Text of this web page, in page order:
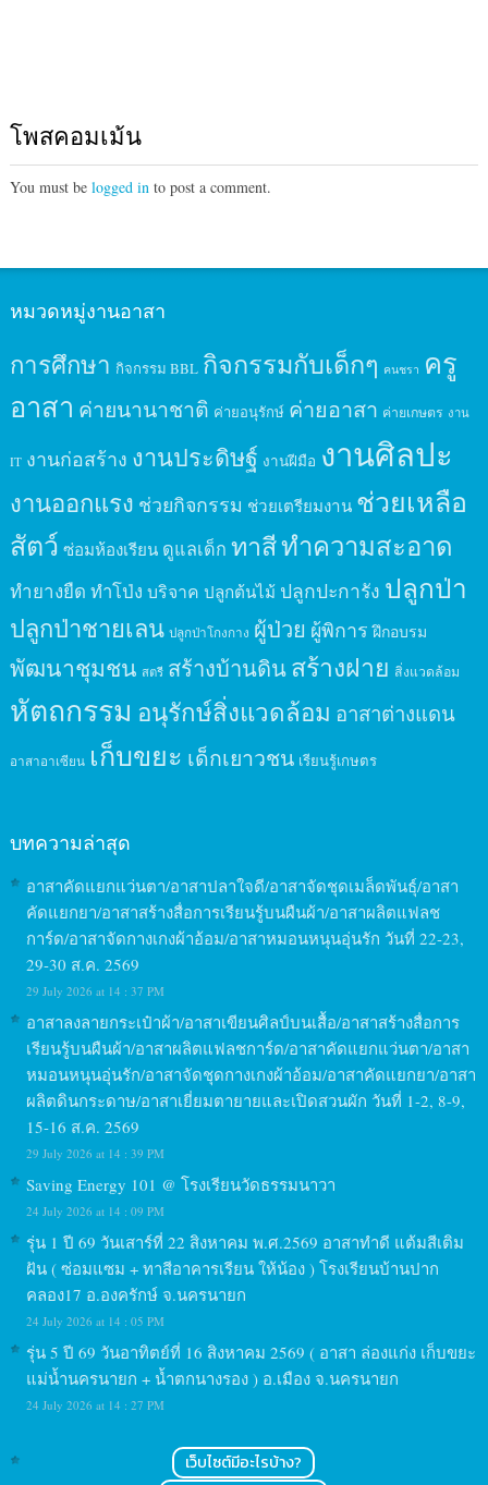
โพสคอมเม้น
You must be logged into post a comment.
หมวดหมู่งานอาสา
การศึกษา กิจกรรม BBL กิจกรรมกับเด็กๆ คนชรา ครู
อาสา ค่ายนานาชาติ ค่ายอนุรักษ์ ค่ายอาสา ค่ายเกษตร งาน
IT งานก่อสร้าง งานประดิษฐ์ งานฝีมือ งานศิลปะ
งานออกแรง ช่วยกิจกรรม ช่วยเตรียมงาน ช่วยเหลือ
สัตว์ ซ่อมห้องเรียน ดูแลเด็ก ทาสีทำความสะอาด
ทำยางยืด ทำโป่ง บริจาค ปลูกต้นไม้ ปลูกปะการัง ปลูกป่า
ปลูกป่าชายเลน ปลูกป่าโกงกาง ผู้ป่วย ผู้พิการ ฝึกอบรม
พัฒนาชุมชน สตรี สร้างบ้านดินสร้างฝาย สิ่งแวดล้อม
หัตถกรรม อนุรักษ์สิ่งแวดล้อม อาสาต่างแดน
อาสาอาเซียน เก็บขยะ เด็กเยาวชน เรียนรู้เกษตร
บทความล่าสุด
อาสาคัดแยกแว่นตา/อาสาปลาใจดี/อาสาจัดชุดเมล็ดพันธุ์/อาสา
คัดแยกยา/อาสาสร้างสื่อการเรียนรู้บนผืนผ้า/อาสาผลิตแฟลช
การ์ด/อาสาจัดกางเกงผ้าอ้อม/อาสาหมอนหนุนอุ่นรัก วันที่ 22-23,
29-30 ส.ค. 2569
29 July 2026 at 14 : 37 PM
อาสาลงลายกระเป๋าผ้า/อาสาเขียนศิลป์บนเสื้อ/อาสาสร้างสื่อการ
เรียนรู้บนผืนผ้า/อาสาผลิตแฟลชการ์ด/อาสาคัดแยกแว่นตา/อาสา
หมอนหนุนอุ่นรัก/อาสาจัดชุดกางเกงผ้าอ้อม/อาสาคัดแยกยา/อาสา
ผลิตดินกระดาษ/อาสาเยี่ยมตายายและเปิดสวนผัก วันที่ 1-2, 8-9,
15-16 ส.ค. 2569
29 July 2026 at 14 : 39 PM
Saving Energy 101 @ โรงเรียนวัดธรรมนาวา
24 July 2026 at 14 : 09 PM
รุ่น 1 ปี 69 วันเสาร์ที่ 22 สิงหาคม พ.ศ.2569 อาสาทำดี แต้มสีเติม
ฝัน ( ซ่อมแซม + ทาสีอาคารเรียน ให้น้อง ) โรงเรียนบ้านปาก
คลอง17 อ.องครักษ์ จ.นครนายก
24 July 2026 at 14 : 05 PM
รุ่น 5 ปี 69 วันอาทิตย์ที่ 16 สิงหาคม 2569 ( อาสา ล่องแก่ง เก็บขยะ
แม่น้ำนครนายก + น้ำตกนางรอง ) อ.เมือง จ.นครนายก
24 July 2026 at 14 : 27 PM
เว็บไซต์มีอะไรบ้าง?